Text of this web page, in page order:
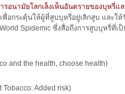
ารอนามัยโลกเล็งเห็นอันตรายของบุหรี่
เพื่อกระตุ้นให้ผู้ที่สูบบุหรี่อยู่เลิกสูบ และใ
Spidemic ซึ่งสื่อถึงการสูบบุหรี่ที่เ
and the health, choose health)
Added risk)